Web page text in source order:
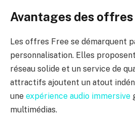
Avantages des offres
Les offres Free se démarquent
personnalisation. Elles
réseau solide et un service de
attractifs ajoutent un atout
une expérience audio immersive
multimédias.